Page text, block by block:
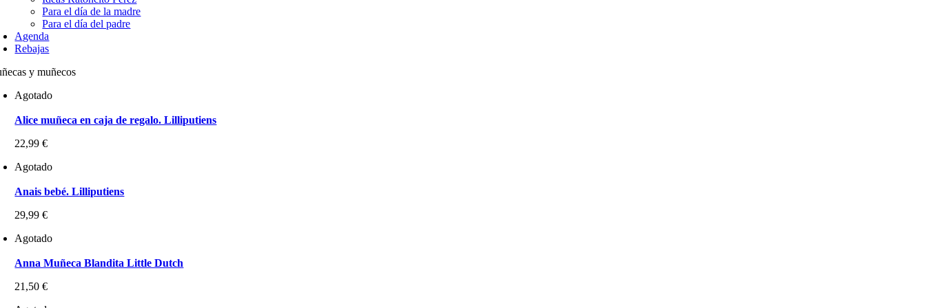
Para el día de la madre
Para el día del padre
Agenda
Rebajas
y muñecos
Agotado
Alice muñeca en caja de regalo. Lilliputiens
22,99€
Agotado
Anais bebé. Lilliputiens
29,99€
Agotado
Anna Muñeca Blandita Little Dutch
21,50€